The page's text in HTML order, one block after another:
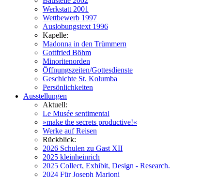
Werkstatt 2001
Wettbewerb 1997
Auslobungstext 1996
Kapelle:
Madonna in den Trümmern
Gottfried Böhm
Minoritenorden
Öffnungszeiten/Gottesdienste
Geschichte St. Kolumba
Persönlichkeiten
Ausstellungen
Aktuell:
Le Musée sentimental
»make the secrets productive!«
Werke auf Reisen
Rückblick:
2026 Schulen zu Gast XII
2025 kleinheinrich
2025 Collect, Exhibit, Design - Research.
2024 Für Joseph Marioni